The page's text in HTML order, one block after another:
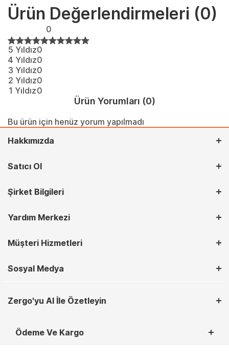
Ürün Değerlendirmeleri (0)
0
5 Yıldız0
4 Yıldız0
3 Yıldız0
2 Yıldız0
1 Yıldız0
Ürün Yorumları (0)
Bu ürün için henüz yorum yapılmadı
Hakkımızda
Satıcı Ol
Şirket Bilgileri
Yardım Merkezi
Müşteri Hizmetleri
Sosyal Medya
Zergo'yu AI İle Özetleyin
Ödeme Ve Kargo